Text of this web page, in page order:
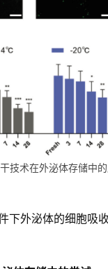
技术在外泌体存储中
下外泌体的细胞吸